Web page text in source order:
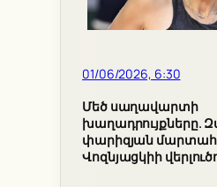
01/06/2026, 6:30
Մեծ սաղավարտի
խաղադրույքները.
փարիզյան
Վոզնյացկիի